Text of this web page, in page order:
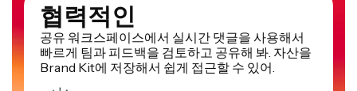
협력적인
공유 워크스페이스에서 실시간 댓글을 사용해서
빠르게 팀과 피드백을 검토하고 공유해 봐. 자산을
Brand Kit에 저장해서 쉽게 접근할 수 있어.